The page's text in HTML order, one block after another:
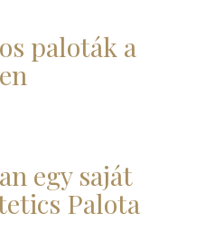
paloták a
egy saját
Palota